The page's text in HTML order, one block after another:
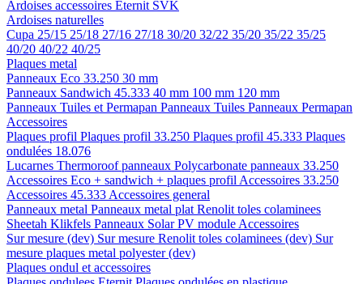
Ardoises accessoires Eternit SVK
Ardoises naturelles
Cupa 25/15 25/18 27/16 27/18 30/20 32/22 35/20 35/22 35/25
40/20 40/22 40/25
Plaques metal
Panneaux Eco 33.250 30 mm
Panneaux Sandwich 45.333 40 mm 100 mm 120 mm
Panneaux Tuiles et Permapan Panneaux Tuiles Panneaux Permapan
Accessoires
Plaques profil Plaques profil 33.250 Plaques profil 45.333 Plaques
ondulées 18.076
Lucarnes Thermoroof panneaux Polycarbonate panneaux 33.250
Accessoires Eco + sandwich + plaques profil Accessoires 33.250
Accessoires 45.333 Accessoires general
Panneaux metal Panneaux metal plat Renolit toles colaminees
Sheetah Klikfels Panneaux Solar PV module Accessoires
Sur mesure (dev) Sur mesure Renolit toles colaminees (dev) Sur
mesure plaques metal polyester (dev)
Plaques ondul et accessoires